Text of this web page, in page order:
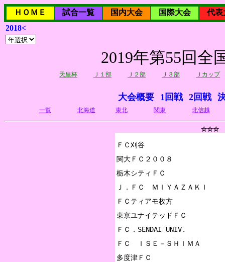
ＨＯＭＥ 試合一覧 国内大会 国際大会
代表
2018<
2019年第55回全
天皇杯 Ｊ１部 Ｊ２部 Ｊ３部 Ｊカップ
大会概要 1回戦 2回戦
一覧 北海道 東北 関東 北信越
☆☆☆
ＦＣ刈谷
関大ＦＣ２００８
栃木シティＦＣ
Ｊ．ＦＣ　ＭＩＹＡＺＡＫＩ
ＦＣティアモ枚方
東京ユナイテッドＦＣ
ＦＣ．SENDAI UNIV.
ＦＣ　ＩＳＥ－ＳＨＩＭＡ
多度津ＦＣ